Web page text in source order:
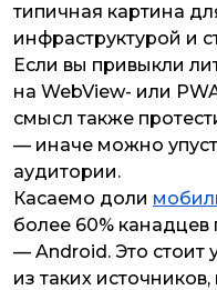
типичная картина
инфраструктурой и
Если вы привыкли
на WebView- или
смысл также
— иначе можно
аудитории.
Касаемо доли
более 60% канадцев
— Android. Это стоит
из таких